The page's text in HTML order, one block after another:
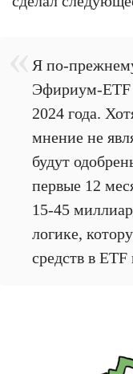
Я по-
Эфириум-ETF
2024 года.
мнение не
будут
первые 12
15-45
логике,
средств в